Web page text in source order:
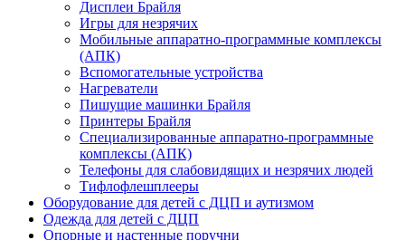
Дисплеи Брайля
Игры для незрячих
Мобильные аппаратно-программные комплексы
(АПК)
Вспомогательные устройства
Нагреватели
Пишущие машинки Брайля
Принтеры Брайля
Специализированные аппаратно-программные
комплексы (АПК)
Телефоны для слабовидящих и незрячих людей
Тифлофлешплееры
Оборудование для детей с ДЦП и аутизмом
Одежда для детей с ДЦП
Опорные и настенные поручни